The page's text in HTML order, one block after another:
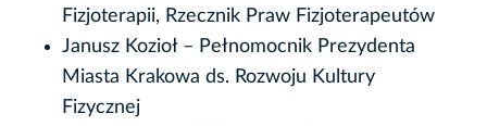
Fizjoterapii, Rzecznik Praw Fizjoterapeutów
Janusz Kozioł – Pełnomocnik Prezydenta
Miasta Krakowa ds. Rozwoju Kultury
Fizycznej